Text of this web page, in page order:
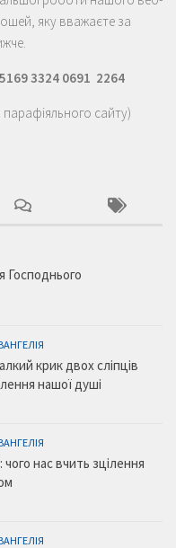
яку вважаєте за
3324 0691 2264
сайту)
крик двох сліпців
нашої душі
нас вчить зцілення